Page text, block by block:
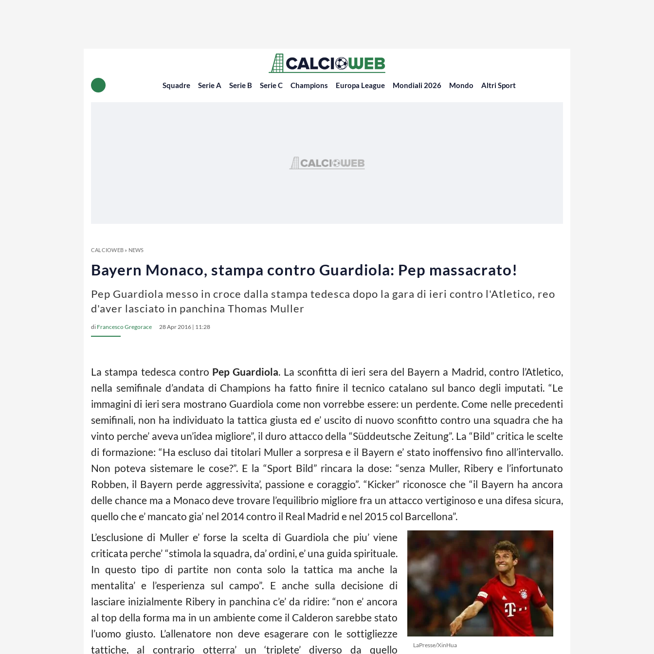
Squadre Serie A Serie B Serie C Champions Europa League Mondiali 2026 Mondo Altri Sport
CALCIOWEB» NEWS
Bayern Monaco, stampa contro Guardiola: Pep massacrato!
Pep Guardiola messo in croce dalla stampa tedesca dopo la gara di ieri contro l'Atletico, reo
d'aver lasciato in panchina Thomas Muller
di Francesco Gregorace 28 Apr 2016 | 11:28
La stampa tedesca contro Pep Guardiola. La sconfitta di ieri sera del Bayern a Madrid, contro l’Atletico,
nella semifinale d’andata di Champions ha fatto finire il tecnico catalano sul banco degli imputati. “Le
immagini di ieri sera mostrano Guardiola come non vorrebbe essere: un perdente. Come nelle precedenti
semifinali, non ha individuato la tattica giusta ed e’ uscito di nuovo sconfitto contro una squadra che ha
vinto perche’ aveva un’idea migliore”, il duro attacco della “Süddeutsche Zeitung”. La “Bild” critica le scelte
di formazione: “Ha escluso dai titolari Muller a sorpresa e il Bayern e’ stato inoffensivo fino all’intervallo.
Non poteva sistemare le cose?”. E la “Sport Bild” rincara la dose: “senza Muller, Ribery e l’infortunato
Robben, il Bayern perde aggressivita’, passione e coraggio”. “Kicker” riconosce che “il Bayern ha ancora
delle chance ma a Monaco deve trovare l’equilibrio migliore fra un attacco vertiginoso e una difesa sicura,
quello che e’ mancato gia’ nel 2014 contro il Real Madrid e nel 2015 col Barcellona”.
LaPresse/XinHua
L’esclusione di Muller e’ forse la scelta di Guardiola che piu’ viene
criticata perche’ “stimola la squadra, da’ ordini, e’ una guida spirituale.
In questo tipo di partite non conta solo la tattica ma anche la
mentalita’ e l’esperienza sul campo”. E anche sulla decisione di
lasciare inizialmente Ribery in panchina c’e’ da ridire: “non e’ ancora
al top della forma ma in un ambiente come il Calderon sarebbe stato
l’uomo giusto. L’allenatore non deve esagerare con le sottigliezze
tattiche, al contrario otterra’ un ‘triplete’ diverso da quello